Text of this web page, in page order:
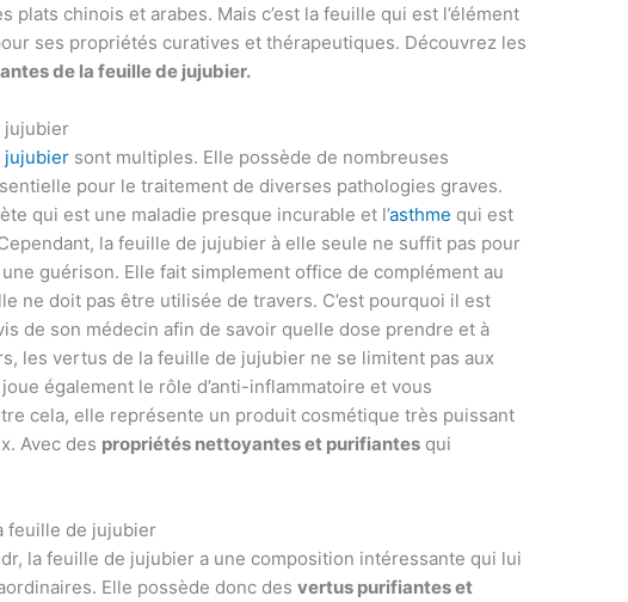
plats chinois et arabes. Mais c’est la feuille qui est l’élément
ses propriétés curatives et thérapeutiques. Découvrez les
de la feuille de jujubier.
jujubier
jujubier sont multiples. Elle possède de nombreuses
pour le traitement de diverses pathologies graves.
qui est une maladie presque incurable et l’asthme qui est
la feuille de jujubier à elle seule ne suffit pas pour
guérison. Elle fait simplement office de complément au
ne doit pas être utilisée de travers. C’est pourquoi il est
de son médecin afin de savoir quelle dose prendre et à
les vertus de la feuille de jujubier ne se limitent pas aux
également le rôle d’anti-inflammatoire et vous
cela, elle représente un produit cosmétique très puissant
Avec des propriétés nettoyantes et purifiantes qui
feuille de jujubier
la feuille de jujubier a une composition intéressante qui lui
Elle possède donc desvertus purifiantes et